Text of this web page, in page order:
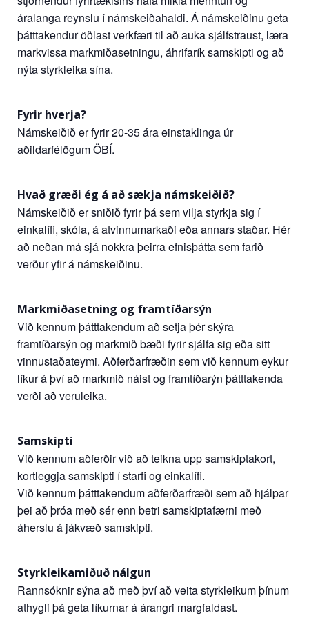
áralanga reynslu í námskeiðahaldi. Á námskeiðinu geta
þátttakendur öðlast verkfæri til að auka sjálfstraust, læra
markvissa markmiðasetningu, áhrifarík samskipti og að
nýta styrkleika sína.
Fyrir hverja?
Námskeiðið er fyrir 20-35 ára einstaklinga úr
aðildarfélögum ÖBÍ.
Hvað græði ég á að sækja námskeiðið?
Námskeiðið er sniðið fyrir þá sem vilja styrkja sig í
einkalífi, skóla, á atvinnumarkaði eða annars staðar. Hér
að neðan má sjá nokkra þeirra efnisþátta sem farið
verður yfir á námskeiðinu.
Markmiðasetning og framtíðarsýn
Við kennum þátttakendum að setja þér skýra
framtíðarsýn og markmið bæði fyrir sjálfa sig eða sitt
vinnustaðateymi. Aðferðarfræðin sem við kennum eykur
líkur á því að markmið náist og framtíðarýn þátttakenda
verði að veruleika.
Samskipti
Við kennum aðferðir við að teikna upp samskiptakort,
kortleggja samskipti í starfi og einkalífi.
Við kennum þátttakendum aðferðarfræði sem að hjálpar
þei að þróa með sér enn betri samskiptafærni með
áherslu á jákvæð samskipti.
Styrkleikamiðuð nálgun
Rannsóknir sýna að með því að veita styrkleikum þínum
athygli þá geta líkurnar á árangri margfaldast.